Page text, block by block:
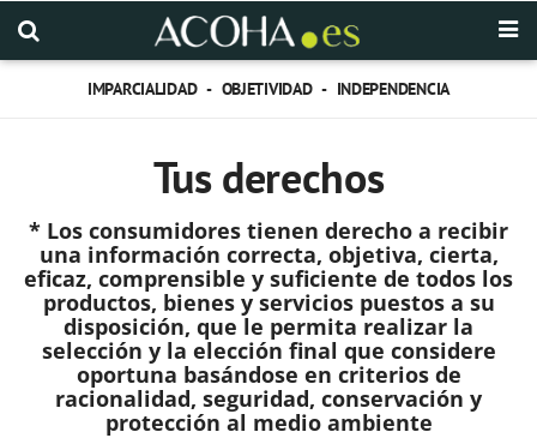
IMPARCIALIDAD - OBJETIVIDAD - INDEPENDENCIA
Tus derechos
* Los consumidores tienen derecho a recibir
una información correcta, objetiva, cierta,
eficaz, comprensible y suficiente de todos los
productos, bienes y servicios puestos a su
disposición, que le permita realizar la
selección y la elección final que considere
oportuna basándose en criterios de
racionalidad, seguridad, conservación y
protección al medio ambiente